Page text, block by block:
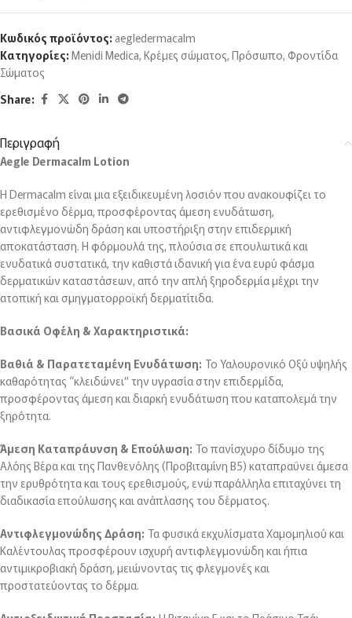
Κωδικός προϊόντος: aegledermacalm
Κατηγορίες: Menidi Medica, Κρέμες σώματος, Πρόσωπο, Φροντίδα
Σώματος
Share:
Περιγραφή
Aegle Dermacalm Lotion
Η Dermacalm είναι μια εξειδικευμένη λοσιόν που ανακουφίζει το
ερεθισμένο δέρμα, προσφέροντας άμεση ενυδάτωση,
αντιφλεγμονώδη δράση και υποστήριξη στην επιδερμική
αποκατάσταση. Η φόρμουλά της, πλούσια σε επουλωτικά και
ενυδατικά συστατικά, την καθιστά ιδανική για ένα ευρύ φάσμα
δερματικών καταστάσεων, από την απλή ξηροδερμία μέχρι την
ατοπική και σμηγματορροϊκή δερματίτιδα.
Βασικά Οφέλη & Χαρακτηριστικά:
Βαθιά & Παρατεταμένη Ενυδάτωση: Το Υαλουρονικό Οξύ υψηλής
καθαρότητας “κλειδώνει” την υγρασία στην επιδερμίδα,
προσφέροντας άμεση και διαρκή ενυδάτωση που καταπολεμά την
ξηρότητα.
Άμεση Καταπράυνση & Επούλωση: Το πανίσχυρο δίδυμο της
Αλόης Βέρα και της Πανθενόλης (Προβιταμίνη Β5) καταπραΰνει άμεσα
την ερυθρότητα και τους ερεθισμούς, ενώ παράλληλα επιταχύνει τη
διαδικασία επούλωσης και ανάπλασης του δέρματος.
Αντιφλεγμονώδης Δράση: Τα φυσικά εκχυλίσματα Χαμομηλιού και
Καλέντουλας προσφέρουν ισχυρή αντιφλεγμονώδη και ήπια
αντιμικροβιακή δράση, μειώνοντας τις φλεγμονές και
προστατεύοντας το δέρμα.